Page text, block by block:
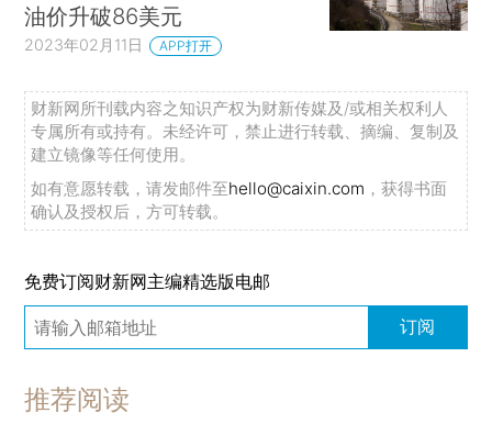
油价升破86美元
2023年02月11日 APP打开
财新网所刊载内容之知识产权为财新传媒及/或相关权利人
专属所有或持有。未经许可，禁止进行转载、摘编、复制及
建立镜像等任何使用。
如有意愿转载，请发邮件至hello@caixin.com ，获得书面
确认及授权后，方可转载。
免费订阅财新网主编精选版电邮
订阅
推荐阅读